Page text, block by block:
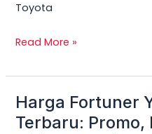
Toyota
Read More »
Harga Fortuner
Terbaru: Promo,
Harga
Fortuner